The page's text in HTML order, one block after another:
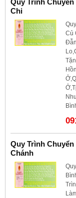
Chi
Củ
Quy Trình
Chánh